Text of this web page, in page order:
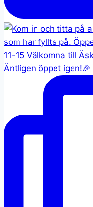
Äntligen öppet